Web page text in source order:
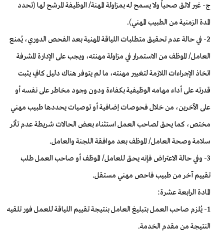
ج- غير لائق صحياً ولا يسمح له بمزاولة المهنة/ الوظيفة المرشح لها (تحدد
المدة الزمنية من الطبيب المهني).
2- في حالة عدم تحقيق متطلبات اللياقة المهنية بعد الفحص الدوري، يُمنع
العامل/ الموظف من الاستمرار في مزاولة مهنته، ويجب على الإدارة المشرفة
اتخاذ الإجراءات اللازمة لتغيير مهنته، ما لم يتوفر هناك دليل كافٍ يثبت
قدرته على أداء مهامه الوظيفية بكفاءة ودون وجود مخاطر على نفسه أو
على الآخرين، من خلال فحوصات إضافية أو توصيات يحددها طبيب مهني
مختص، كما يحق لصاحب العمل استثناء بعض الحالات شريطة عدم تأثر
سلامة وصحة العامل/ الموظف بعد موافقة اللجنة والعامل.
3- وفي حالة الاعتراض فإنه يحق للعامل/ الموظف أو صاحب العمل طلب
تقييم آخر من طبيب فاحص مهني مستقل.
المادة الرابعة عشرة:
1- يُلزم صاحب العمل بتبليغ العامل بنتيجة تقييم اللياقة للعمل فور تلقيه
النتيجة من مقدم الخدمة.